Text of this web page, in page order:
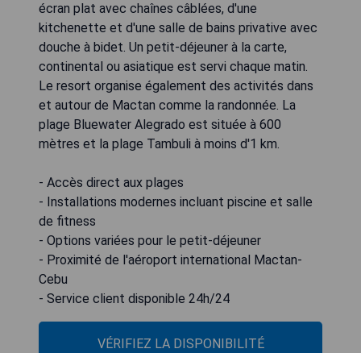
écran plat avec chaînes câblées, d'une
kitchenette et d'une salle de bains privative avec
douche à bidet. Un petit-déjeuner à la carte,
continental ou asiatique est servi chaque matin.
Le resort organise également des activités dans
et autour de Mactan comme la randonnée. La
plage Bluewater Alegrado est située à 600
mètres et la plage Tambuli à moins d'1 km.
- Accès direct aux plages
- Installations modernes incluant piscine et salle
de fitness
- Options variées pour le petit-déjeuner
- Proximité de l'aéroport international Mactan-
Cebu
- Service client disponible 24h/24
VÉRIFIEZ LA DISPONIBILITÉ